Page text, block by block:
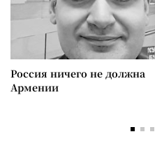
Россия ничего не должна
Армении